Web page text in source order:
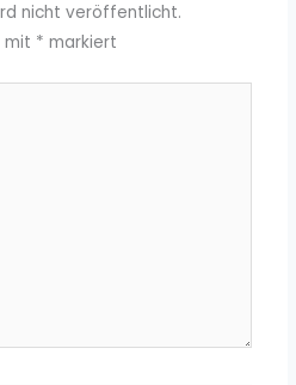
nicht veröffentlicht.
mit * markiert